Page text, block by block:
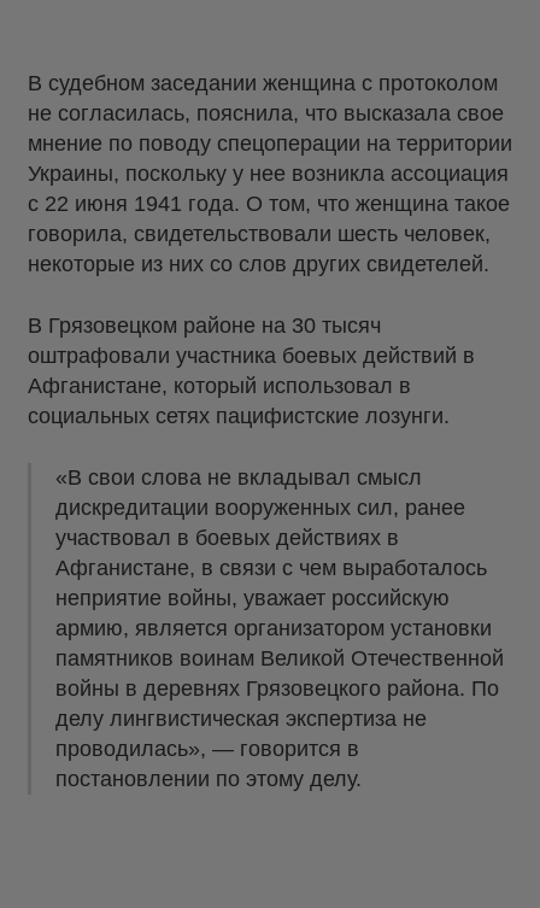
В судебном заседании женщина с протоколом
не согласилась, пояснила, что высказала свое
мнение по поводу спецоперации на территории
Украины, поскольку у нее возникла ассоциация
с 22 июня 1941 года. О том, что женщина такое
говорила, свидетельствовали шесть человек,
некоторые из них со слов других свидетелей.
В Грязовецком районе на 30 тысяч
оштрафовали участника боевых действий в
Афганистане, который использовал в
социальных сетях пацифистские лозунги.
«В свои слова не вкладывал смысл
дискредитации вооруженных сил, ранее
участвовал в боевых действиях в
Афганистане, в связи с чем выработалось
неприятие войны, уважает российскую
армию, является организатором установки
памятников воинам Великой Отечественной
войны в деревнях Грязовецкого района. По
делу лингвистическая экспертиза не
проводилась», — говорится в
постановлении по этому делу.